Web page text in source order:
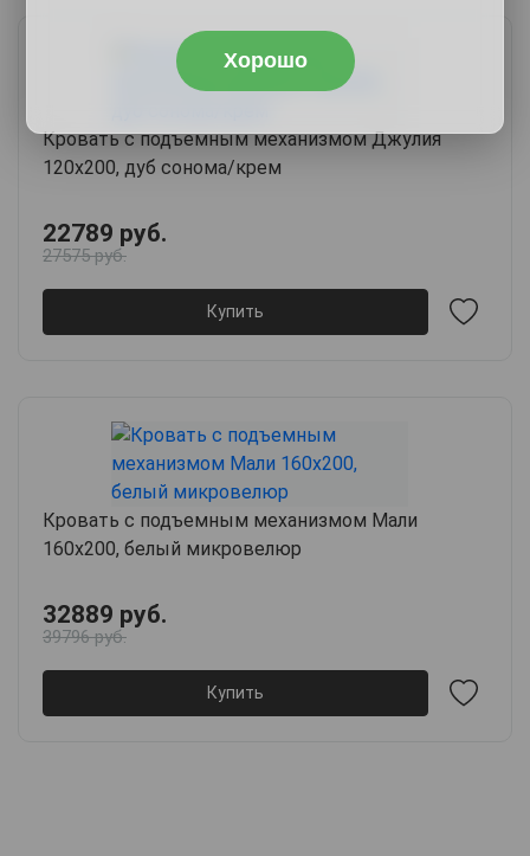
Кровать с подъемным механизмом Джулия
120х200, дуб сонома/крем
22789 руб.
27575 руб.
Купить
Кровать с подъемным механизмом Мали
160х200, белый микровелюр
32889 руб.
39796 руб.
Купить
Хорошо